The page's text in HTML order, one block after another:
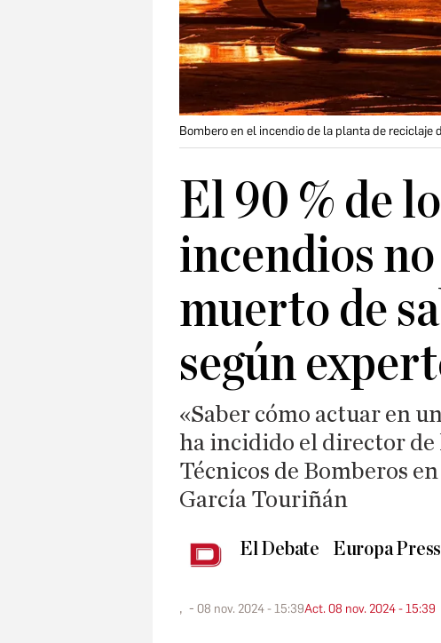
Bombero en el incendio de la planta de reciclaje
El 90 % de
incendios
muerto de
según
«Saber cómo actuar en
ha incidido el director de
Técnicos de Bomberos
García Touriñán
El Debate Europa Press
, 08 nov. 2024 - 15:39Act. 08 nov. 2024 - 15:39